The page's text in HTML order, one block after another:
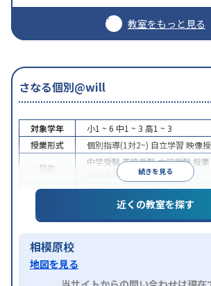
教室をもっと見る
さなる個別@will
続きを見る
対象学年 小1 ~ 6 中1 ~ 3 高1 ~ 3
授業形式
個別指導(1対2~) 自立学習 映像
目的
中学受験高校受験大学受験 授
内申点対策
学習習慣の定着
授業の振替可能学習にPC・タ
目から受講可能
近くの教室を探す
相模原校
地図を見る